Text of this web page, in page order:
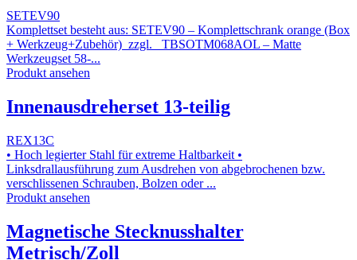
SETEV90
Komplettset besteht aus: SETEV90 – Komplettschrank orange (Box
+ Werkzeug+Zubehör) zzgl. TBSOTM068AOL – Matte
Werkzeugset 58-...
Produkt ansehen
Innenausdreherset 13-teilig
REX13C
• Hoch legierter Stahl für extreme Haltbarkeit •
Linksdrallausführung zum Ausdrehen von abgebrochenen bzw.
verschlissenen Schrauben, Bolzen oder ...
Produkt ansehen
Magnetische Stecknusshalter
Metrisch/Zoll